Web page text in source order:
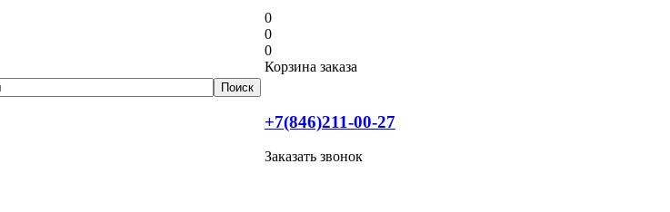
0
0
0
Корзина заказа
+7(846)211-00-27
Заказать звонок